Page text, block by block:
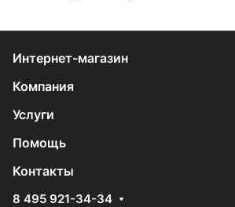
Интернет-магазин
Компания
Услуги
Помощь
Контакты
8 495 921-34-34